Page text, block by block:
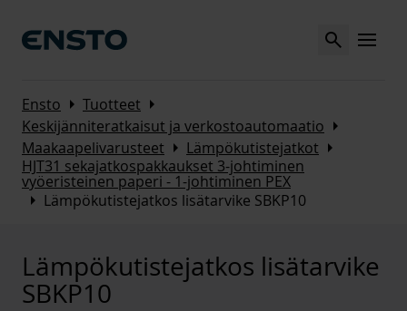
Search MENU
Ensto Arrow_right Tuotteet Arrow_right
Keskijänniteratkaisut ja verkostoautomaatio Arrow_right
Maakaapelivarusteet Arrow_right Lämpökutistejatkot Arrow_right
HJT31 sekajatkospakkaukset 3-johtiminen
vyöeristeinen paperi - 1-johtiminen PEX
Arrow_right Lämpökutistejatkos lisätarvike SBKP10
Lämpökutistejatkos lisätarvike
SBKP10